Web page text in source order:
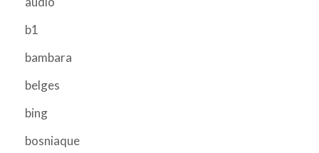
b1
bambara
belges
bing
bosniaque